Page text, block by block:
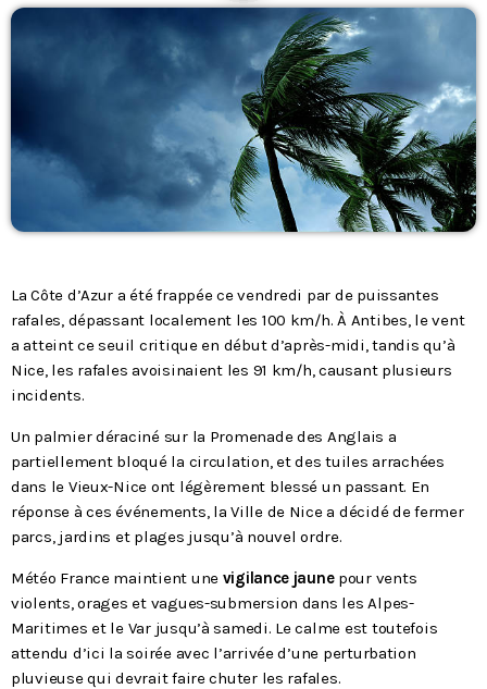
L’équipe
Contacts
La Côte d’Azur a été frappée ce vendredi par de puissantes
rafales, dépassant localement les 100 km/h. À Antibes, le vent
a atteint ce seuil critique en début d’après-midi, tandis qu’à
Nice, les rafales avoisinaient les 91 km/h, causant plusieurs
incidents.
Un palmier déraciné sur la Promenade des Anglais a
partiellement bloqué la circulation, et des tuiles arrachées
dans le Vieux-Nice ont légèrement blessé un passant. En
réponse à ces événements, la Ville de Nice a décidé de fermer
parcs, jardins et plages jusqu’à nouvel ordre.
Météo France maintient une vigilance jaunepour vents
violents, orages et vagues-submersion dans les Alpes-
Maritimes et le Var jusqu’à samedi. Le calme est toutefois
attendu d’ici la soirée avec l’arrivée d’une perturbation
pluvieuse qui devrait faire chuter les rafales.